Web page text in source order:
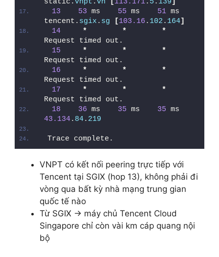
static.vnpt .vn [113.171. 5 . 139]
13
53 ms 55 ms 51 ms
tencent. sgix . sg [103.16 . 102 . 164]
14
* *
*
Request timed out.
15
* *
*
Request timed out.
16
* *
*
Request timed out.
17
* *
*
Request timed out.
18
36 ms 35 ms 35
43.134. 84. 219
Trace complete.
VNPT có kết nối peering trực tiếp với
Tencent tại SGIX (hop 13), không phải đi
vòng qua bất kỳ nhà mạng trung gian
quốc tế nào
Từ SGIX -> máy chủ Tencent Cloud
Singapore chỉ còn vài km cáp quang nội
bộ